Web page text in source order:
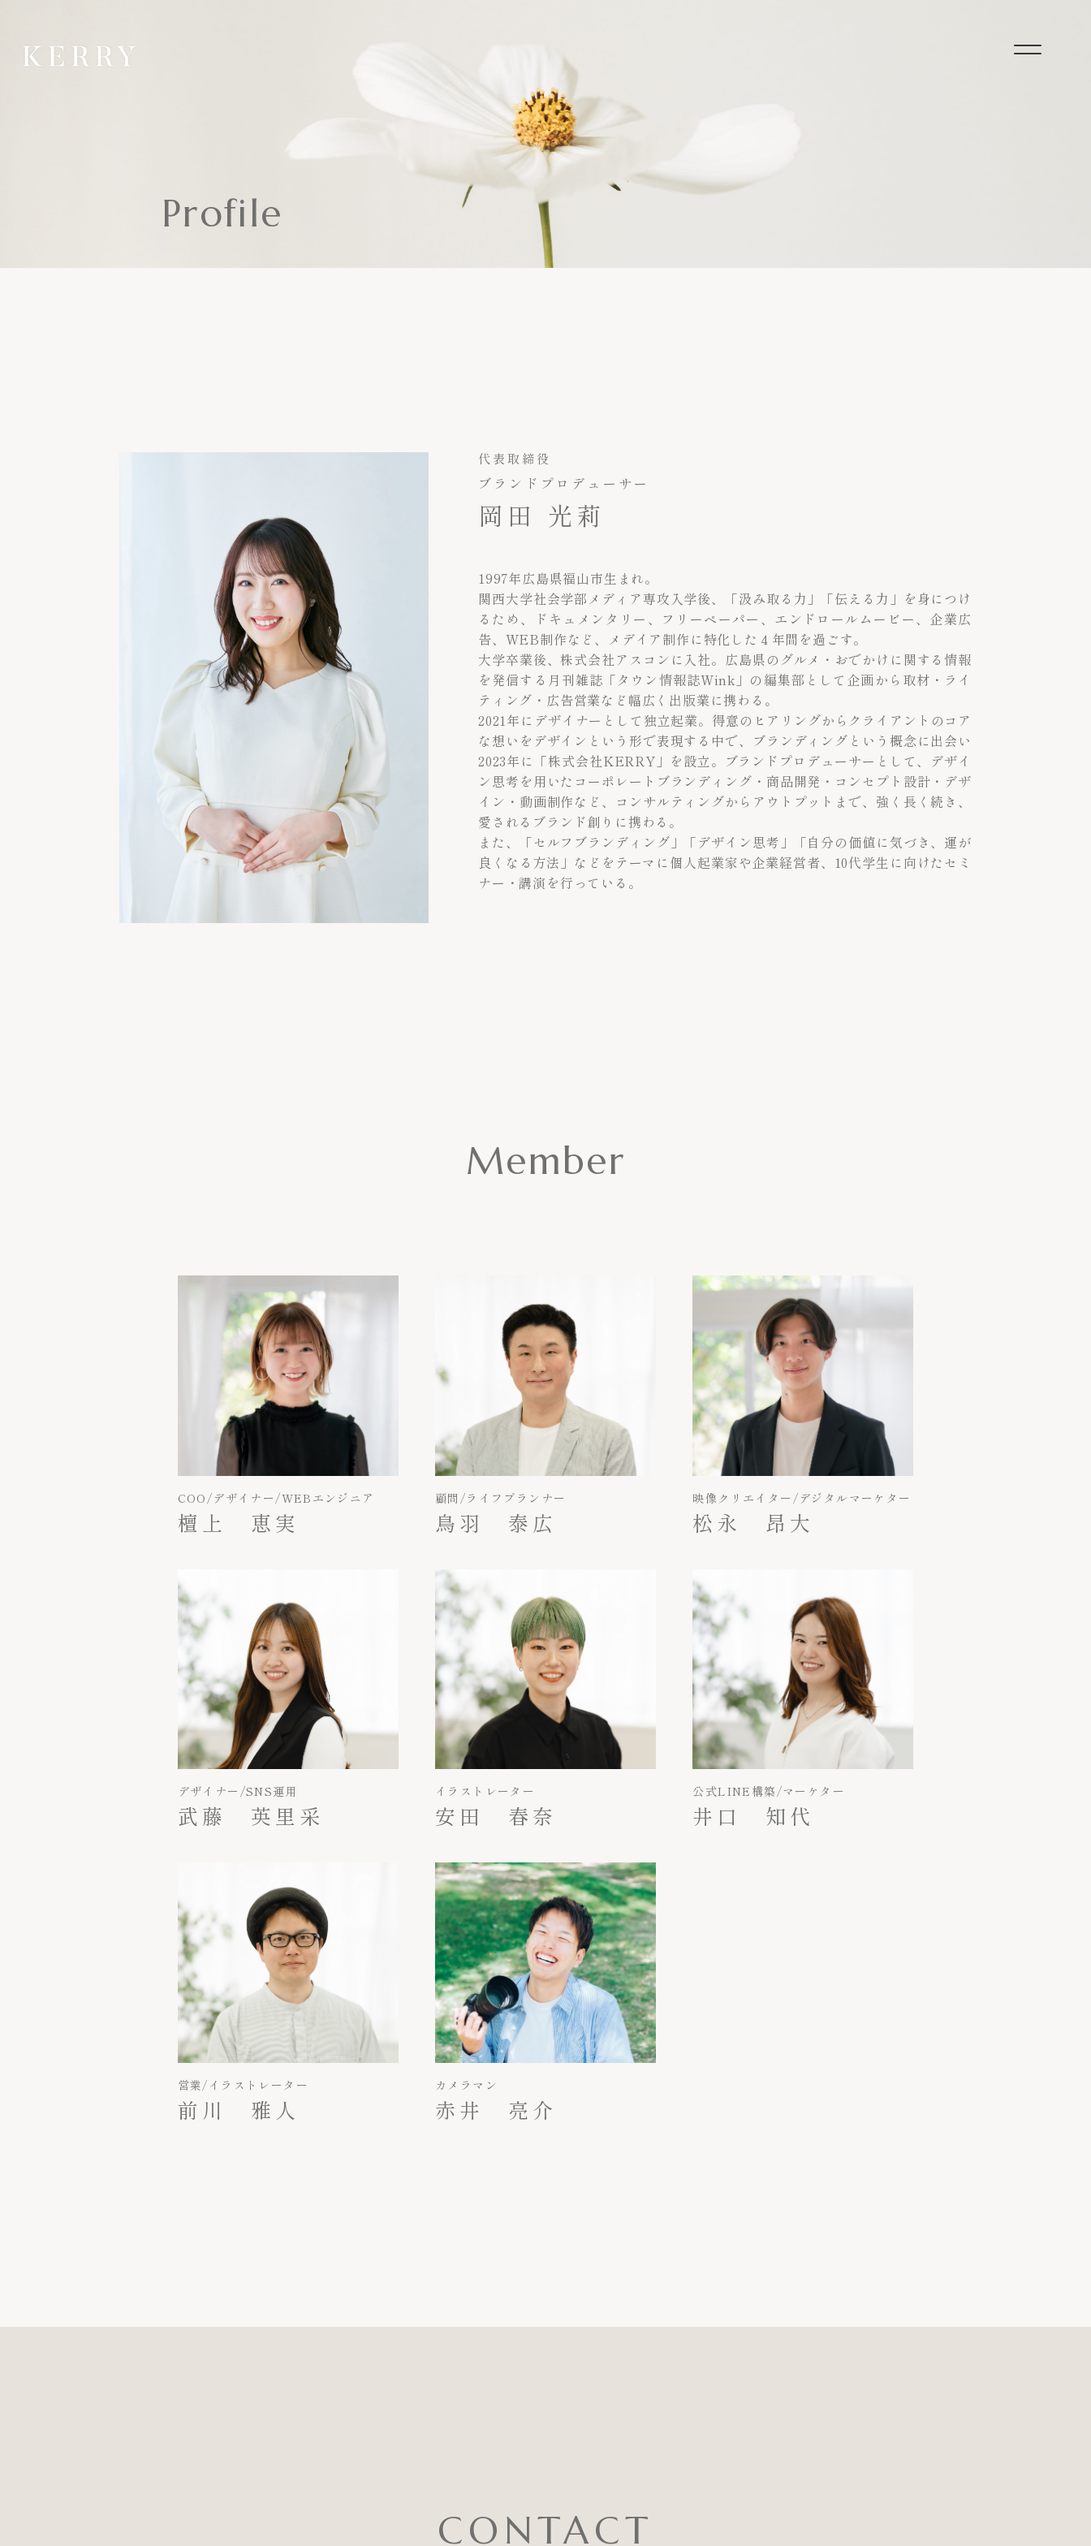
Profile
代表取締役
ブランドプロデューサー
岡田 光莉
1997年広島県福山市生まれ。
関西大学社会学部メディア専攻入学後、「汲み取る力」「伝える力」を身につけ
るため、ドキュメンタリー、フリーペーパー、エンドロールムービー、企業広
告、WEB制作など、メデイア制作に特化した４年間を過ごす。
大学卒業後、株式会社アスコンに入社。広島県のグルメ・おでかけに関する情報
を発信する月刊雑誌「タウン情報誌Wink」の編集部として企画から取材・ライ
ティング・広告営業など幅広く出版業に携わる。
2021年にデザイナーとして独立起業。得意のヒアリングからクライアントのコア
な想いをデザインという形で表現する中で、ブランディングという概念に出会い
2023年に「株式会社KERRY」を設立。ブランドプロデューサーとして、デザイ
ン思考を用いたコーポレートブランディング・商品開発・コンセプト設計・デザ
イン・動画制作など、コンサルティングからアウトプットまで、強く長く続き、
愛されるブランド創りに携わる。
また、「セルフブランディング」「デザイン思考」「自分の価値に気づき、運が
良くなる方法」などをテーマに個人起業家や企業経営者、10代学生に向けたセミ
ナー・講演を行っている。
Member
COO/デザイナー/WEBエンジニア
檀上 恵実
顧問/ライフプランナー
鳥羽 泰広
映像クリエイター/デジタルマーケター
松永 昂大
デザイナー/SNS運用
武藤 英里采
イラストレーター
安田 春奈
公式LINE構築/マーケター
井口 知代
営業/イラストレーター
前川 雅人
カメラマン
赤井 亮介
CONTACT